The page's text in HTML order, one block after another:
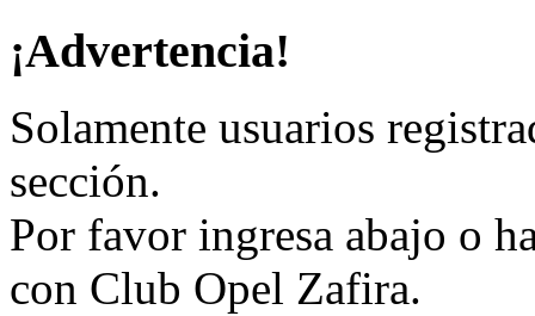
¡Advertencia!
Solamente usuarios
sección.
Por favor ingresa abajo o
con Club Opel Zafira.